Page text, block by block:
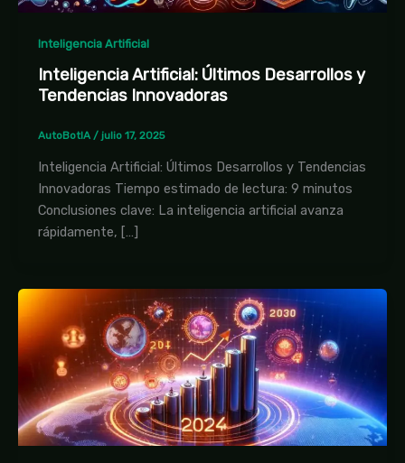
Inteligencia Artificial
Inteligencia Artificial: Últimos Desarrollos y
Tendencias Innovadoras
AutoBotIA / julio 17, 2025
Inteligencia Artificial: Últimos Desarrollos y Tendencias
Innovadoras Tiempo estimado de lectura: 9 minutos
Conclusiones clave: La inteligencia artificial avanza
rápidamente, […]